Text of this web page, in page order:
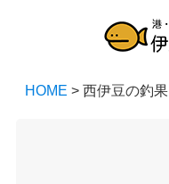
HOME > 西伊豆の釣果